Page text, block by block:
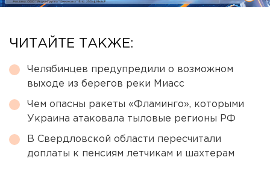
ЧИТАЙТЕ ТАКЖЕ:
Челябинцев предупредили о возможном
выходе из берегов реки Миасс
Чем опасны ракеты «Фламинго», которыми
Украина атаковала тыловые регионы РФ
В Свердловской области пересчитали
доплаты к пенсиям летчикам и шахтерам